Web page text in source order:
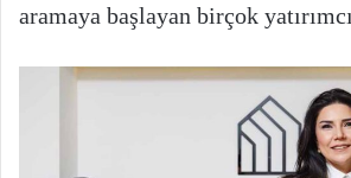
aramaya başlayan birçok